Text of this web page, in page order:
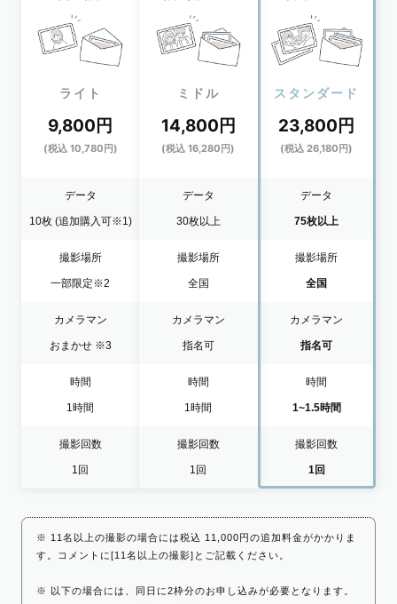
ライト
9,800円
(税込 10,780円)
データ
10枚 (追加購入可※1)
撮影場所
一部限定※2
カメラマン
おまかせ ※3
時間
1時間
撮影回数
1回
ミドル
14,800円
(税込 16,280円)
データ
30枚以上
撮影場所
全国
カメラマン
指名可
時間
1時間
撮影回数
1回
スタンダード
23,800円
(税込 26,180円)
データ
75枚以上
撮影場所
全国
カメラマン
指名可
時間
1~1.5時間
撮影回数
1回
※ 11名以上の撮影の場合には税込 11,000円の追加料金がかかりま
す。コメントに[11名以上の撮影]とご記載ください。
※ 以下の場合には、同日に2枠分のお申し込みが必要となります。